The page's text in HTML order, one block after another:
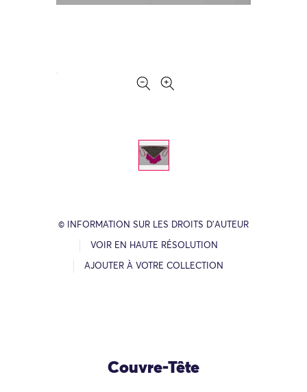
© INFORMATION SUR LES DROITS D’AUTEUR
VOIR EN HAUTE RÉSOLUTION
AJOUTER À VOTRE COLLECTION
Couvre-Tête